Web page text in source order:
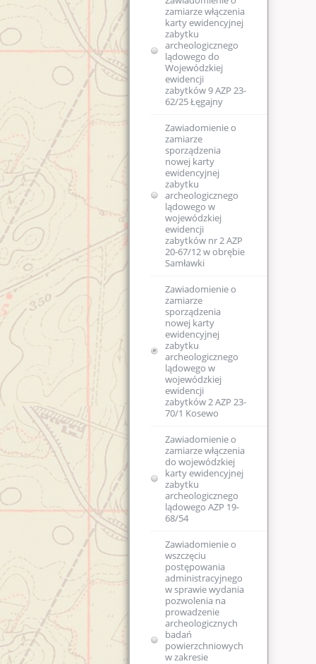
zamiarze włączenia
karty ewidencyjnej
zabytku
archeologicznego
lądowego do
Wojewódzkiej
ewidencji
zabytków 9 AZP 23-
62/25 Łęgajny
Zawiadomienie o
zamiarze
sporządzenia
nowej karty
ewidencyjnej
zabytku
archeologicznego
lądowego w
wojewódzkiej
ewidencji
zabytków nr 2 AZP
20-67/12 w obrębie
Samławki
Zawiadomienie o
zamiarze
sporządzenia
nowej karty
ewidencyjnej
zabytku
archeologicznego
lądowego w
wojewódzkiej
ewidencji
zabytków 2 AZP 23-
70/1 Kosewo
Zawiadomienie o
zamiarze włączenia
do wojewódzkiej
karty ewidencyjnej
zabytku
archeologicznego
lądowego AZP 19-
68/54
Zawiadomienie o
wszczęciu
postępowania
administracyjnego
w sprawie wydania
pozwolenia na
prowadzenie
archeologicznych
badań
powierzchniowych
w zakresie